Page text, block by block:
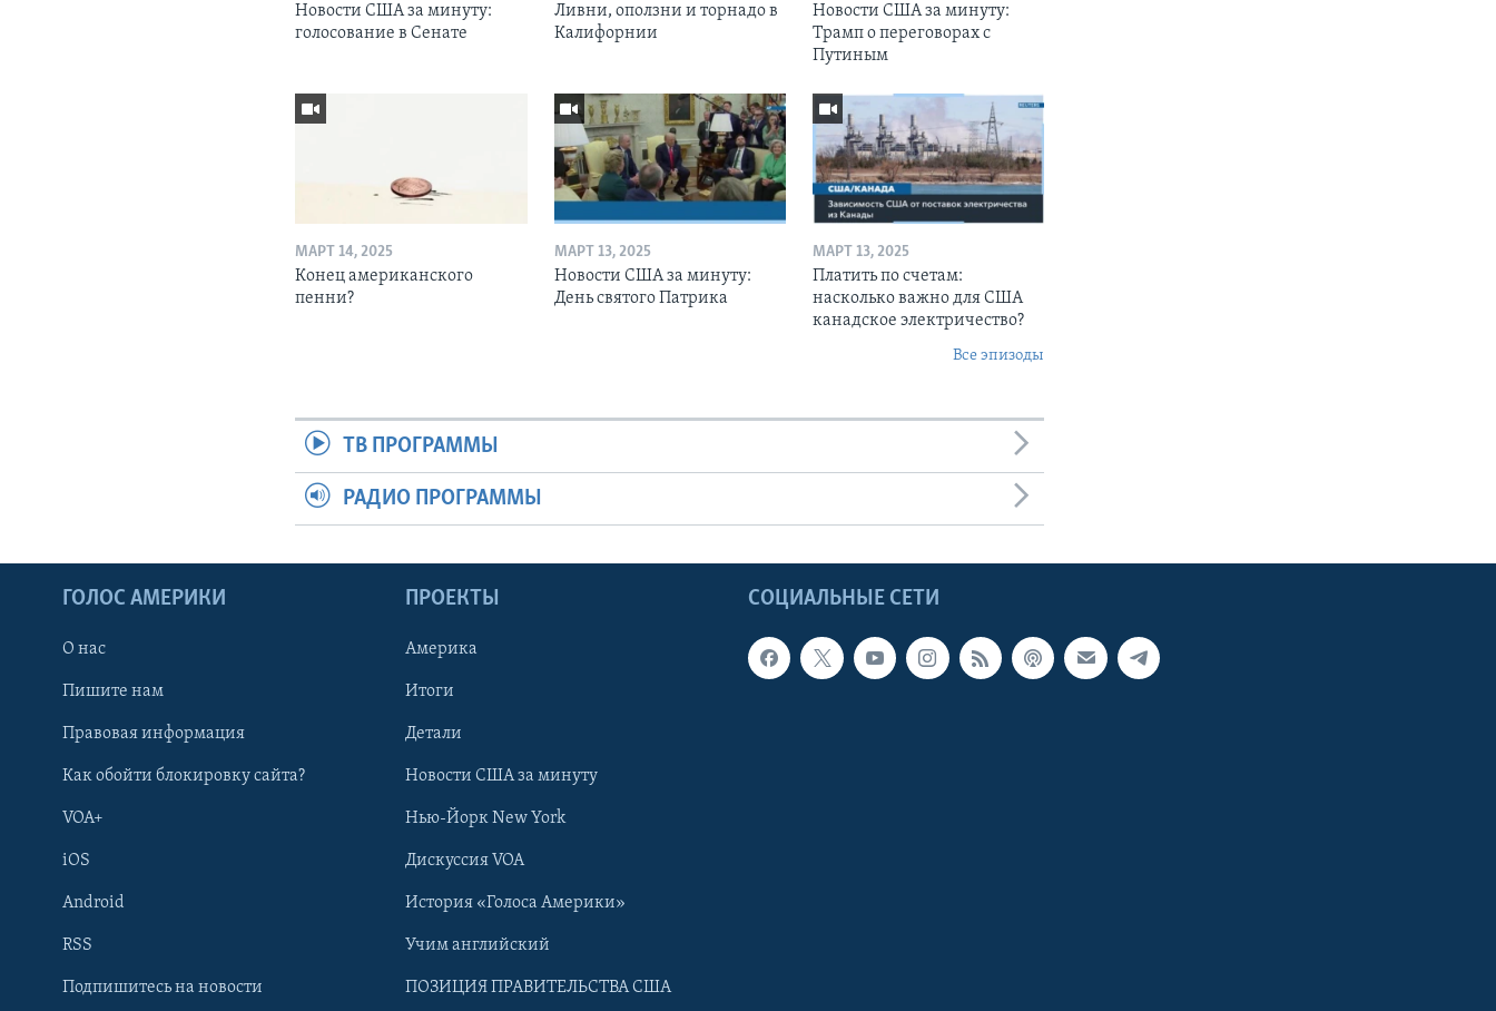
СОЦИАЛЬНЫЕ СЕТИ
Новости США за минуту:
голосование в Сенате
Ливни, оползни и торнадо в
Калифорнии
Новости США за минуту:
Трамп о переговорах с
Путиным
МАРТ 14, 2025
Конец американского
пенни?
МАРТ 13, 2025
Новости США за минуту:
День святого Патрика
МАРТ 13, 2025
Платить по счетам:
насколько важно для США
канадское электричество?
Все эпизоды
ТВ ПРОГРАММЫ
РАДИО ПРОГРАММЫ
СОЦИАЛЬНЫЕ СЕТИ
ГОЛОС АМЕРИКИ
О нас
Пишите нам
Правовая информация
Как обойти блокировку сайта?
VOA+
iOS
Android
RSS
Подпишитесь на новости
ПРОЕКТЫ
Америка
Итоги
Детали
Новости США за минуту
Нью-Йорк New York
Дискуссия VOA
История «Голоса Америки»
Учим английский
ПОЗИЦИЯ ПРАВИТЕЛЬСТВА США